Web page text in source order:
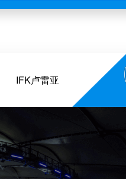
IFK卢雷亚